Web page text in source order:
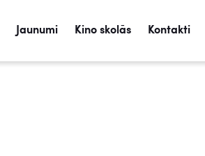
Jaunumi Kino skolās Kontakti